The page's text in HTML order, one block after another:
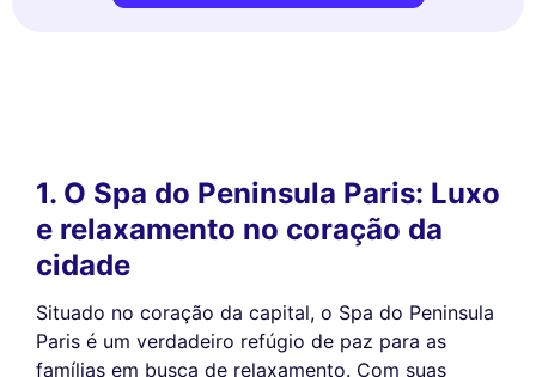
1. O Spa do Peninsula Paris: Luxo
e relaxamento no coração da
cidade
Situado no coração da capital, o Spa do Peninsula
Paris é um verdadeiro refúgio de paz para as
famílias em busca de relaxamento. Com suas